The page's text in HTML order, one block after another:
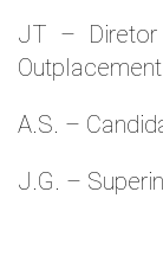
JT – Diretor
Outplacement
A.S. –
J.G. –